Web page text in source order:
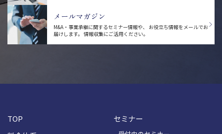
メールマガジン
M&A・事業承継に関するセミナー情報や、
お役立ち情報をメールでお
届けします。 情報収集にご活用ください。
TOP
セミナー